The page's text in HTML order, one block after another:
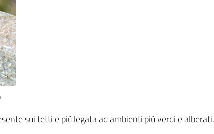
sui tetti e più legata ad ambienti più verdi e alberati.